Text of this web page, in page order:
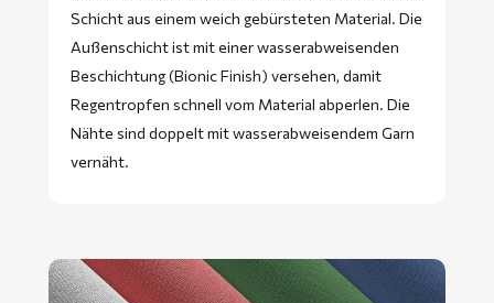
Schicht aus einem weich gebürsteten Material. Die
Außenschicht ist mit einer wasserabweisenden
Beschichtung (Bionic Finish) versehen, damit
Regentropfen schnell vom Material abperlen. Die
Nähte sind doppelt mit wasserabweisendem Garn
vernäht.